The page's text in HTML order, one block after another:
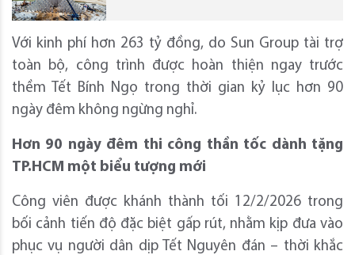
Với kinh phí hơn 263 tỷ đồng, do Sun Group tài trợ
toàn bộ, công trình được hoàn thiện ngay trước
thềm Tết Bính Ngọ trong thời gian kỷ lục hơn 90
ngày đêm không ngừng nghỉ.
Hơn 90 ngày đêm thi công thần tốc dành tặng
TP.HCM một biểu tượng mới
Công viên được khánh thành tối 12/2/2026 trong
bối cảnh tiến độ đặc biệt gấp rút, nhằm kịp đưa vào
phục vụ người dân dịp Tết Nguyên đán – thời khắc